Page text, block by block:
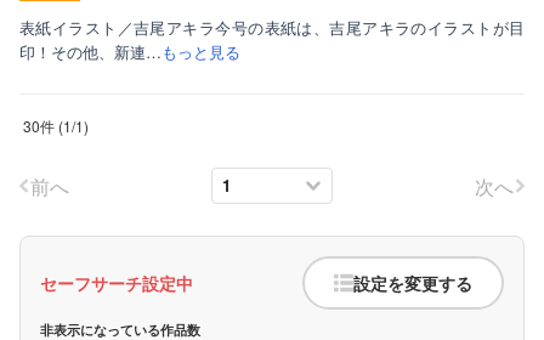
表紙イラスト／吉尾アキラ今号の表紙は、吉尾アキラのイラストが目
印！その他、新連…もっと見る
30件 (1/1)
前へ 次へ
セーフサーチ設定中 設定を変更する
非表示になっている作品数